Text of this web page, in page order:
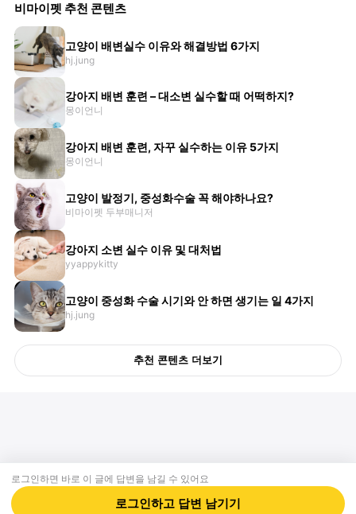
비마이펫 추천 콘텐츠
고양이 배변실수 이유와 해결방법 6가지
hj.jung
강아지 배변 훈련 – 대소변 실수할 때 어떡하지?
몽이언니
강아지 배변 훈련, 자꾸 실수하는 이유 5가지
몽이언니
고양이 발정기, 중성화수술 꼭 해야하나요?
비마이펫 두부매니저
강아지 소변 실수 이유 및 대처법
yyappykitty
고양이 중성화 수술 시기와 안 하면 생기는 일 4가지
hj.jung
추천 콘텐츠 더보기
로그인하면 바로 이 글에 답변 을 남길 수 있어요
로그인하고 답변 남기기